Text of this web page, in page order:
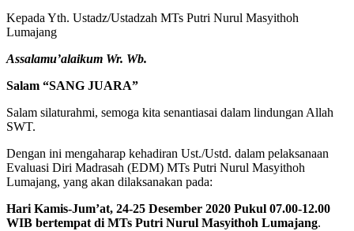
Kepada Yth. Ustadz/Ustadzah MTs Putri Nurul Masyithoh
Lumajang
Assalamu’alaikum Wr. Wb.
Salam “SANG JUARA”
Salam silaturahmi, semoga kita senantiasai dalam lindungan Allah
SWT.
Dengan ini mengaharap kehadiran Ust./Ustd. dalam pelaksanaan
Evaluasi Diri Madrasah (EDM) MTs Putri Nurul Masyithoh
Lumajang, yang akan dilaksanakan pada:
Hari Kamis-Jum’at, 24-25 Desember 2020 Pukul 07.00-12.00
WIB bertempat di MTs Putri Nurul Masyithoh Lumajang.